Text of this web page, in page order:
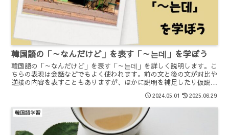
韓国語の「～なんだけど」を表す「～는데」を学ぼう
韓国語の「～なんだけど」を表す「～는데」を詳しく説明します。こ
ちらの表現は会話などでもよく使われます。前の文と後の文が対比や
逆接の内容を表すこともありますが、ほかに説明を補足したり仮説や
推測なども表します。「～는데」の前につく単語が品詞によってまた
は時制によって文の作り方が変わってきます。 2024.05.01 2025.06.29
韓国語学習